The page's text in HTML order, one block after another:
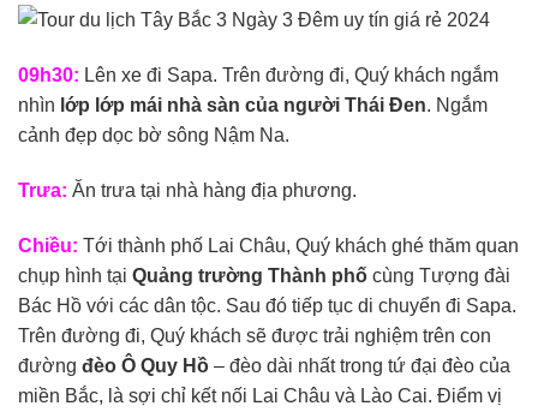
09h30: Lên xe đi Sapa. Trên đường đi, Quý khách ngắm
nhìn lớp lớp mái nhà sàn của người Thái Đen. Ngắm
cảnh đẹp dọc bờ sông Nậm Na.
Trưa: Ăn trưa tại nhà hàng địa phương.
Chiều: Tới thành phố Lai Châu, Quý khách ghé thăm quan
chụp hình tại Quảng trường Thành phố cùng Tượng đài
Bác Hồ với các dân tộc. Sau đó tiếp tục di chuyển đi Sapa.
Trên đường đi, Quý khách sẽ được trải nghiệm trên con
đường đèo Ô Quy Hồ – đèo dài nhất trong tứ đại đèo của
miền Bắc, là sợi chỉ kết nối Lai Châu và Lào Cai. Điểm vị